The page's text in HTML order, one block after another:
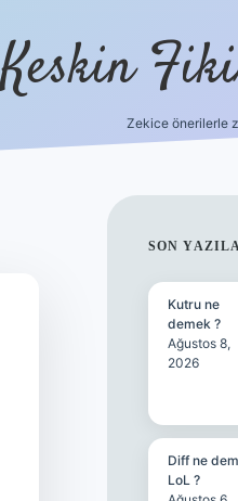
Keskin
Zekice önerilerle
SON
Kutru ne
demek ?
Ağustos 8,
2026
Diff ne
LoL ?